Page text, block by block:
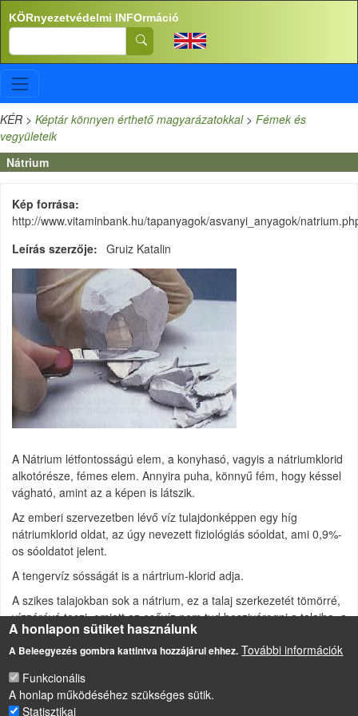
Ugrás a tartalomra
KÖRnyezetvédelmi INFOrmáció
Search
KÉR > Képtár könnyen érthető magyarázatokkal> Fémek és
vegyületeik
Nátrium
Kép forrása
http://www.vitaminbank.hu/tapanyagok/asvanyi_anyagok/
Leírás szerzője
Gruiz Katalin
A Nátrium létfontosságú elem, a konyhasó, vagyis a nátriumklorid
alkotórésze, fémes elem. Annyira puha, könnyű fém, hogy késsel
vágható, amint az a képen is látszik.
Az emberi szervezetben lévő víz tulajdonképpen egy híg
nátriumklorid oldat, az úgy nevezett fiziológiás sóoldat, ami 0,9%-
os sóoldatot jelent.
A tengervíz sósságát is a nártrium-klorid adja.
A szikes talajokban sok a nátrium, ez a talaj szerkezetét tömörré,
vízzáróvá teszi, emiatt az esővíz nem tud beszivárogni a talajba, a
növények kiszáradnak.
Fémek és vegyületeik
A honlapon sütiket használunk
A Beleegyezés gombra kattintva hozzájárul ehhez. További információk
Funkcionális
A honlap működéséhez szükséges sütik.
Statisztikai